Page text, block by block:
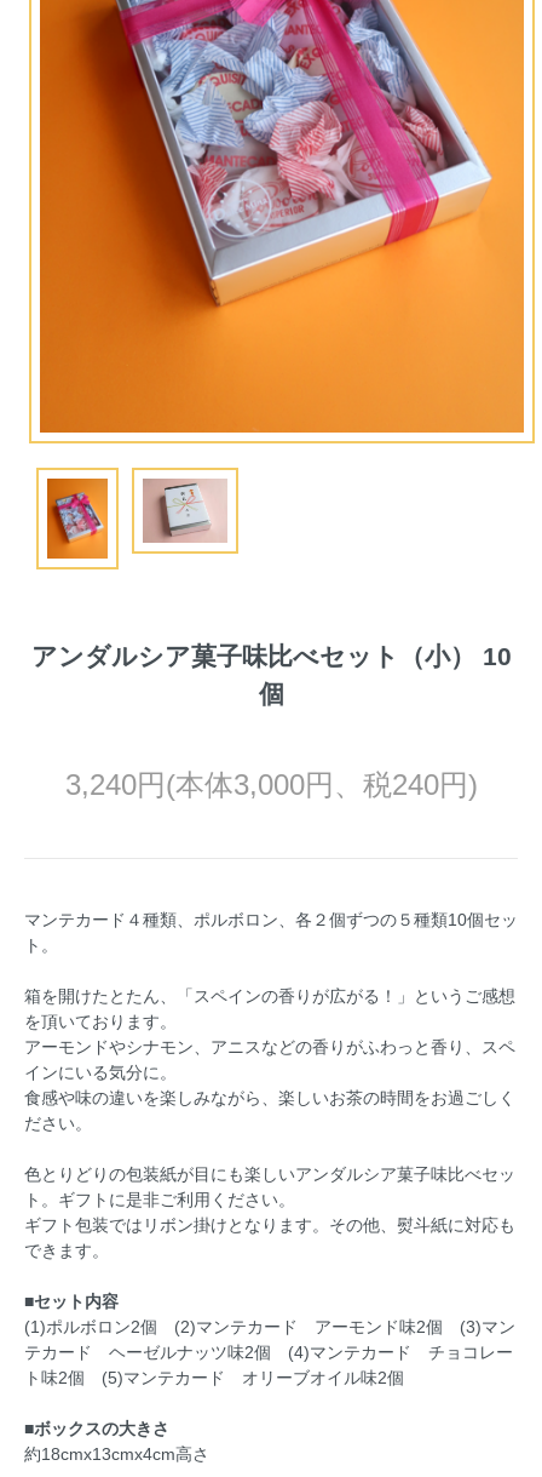
アンダルシア菓子味比べセット（小） 10
個
3,240円(本体3,000円、税240円)
マンテカード４種類、ポルボロン、各２個ずつの５種類10個セッ
ト。
箱を開けたとたん、「スペインの香りが広がる！」というご感想
を頂いております。
アーモンドやシナモン、アニスなどの香りがふわっと香り、スペ
インにいる気分に。
食感や味の違いを楽しみながら、楽しいお茶の時間をお過ごしく
ださい。
色とりどりの包装紙が目にも楽しいアンダルシア菓子味比べセッ
ト。ギフトに是非ご利用ください。
ギフト包装ではリボン掛けとなります。その他、熨斗紙に対応も
できます。
■セット内容
(1)ポルボロン2個 (2)マンテカード アーモンド味2個 (3)マン
テカード ヘーゼルナッツ味2個 (4)マンテカード チョコレー
ト味2個 (5)マンテカード オリーブオイル味2個
■ボックスの大きさ
約18cmx13cmx4cm高さ